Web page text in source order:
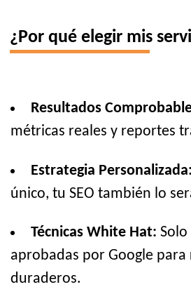
¿Por qué elegir mis
Resultados
métricas reales y reportes
Estrategia Personalizada:
único, tu SEO también lo
Técnicas White Hat:
aprobadas por Google para
duraderos.